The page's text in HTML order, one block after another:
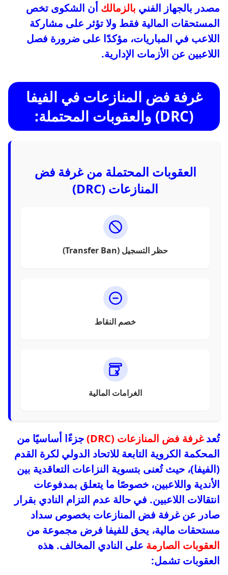
مصدر بالجهاز الفني بالزمالك أن الشكوى تخص
المستحقات المالية فقط ولا تؤثر على مشاركة
اللاعب في المباريات، مؤكدًا على ضرورة فصل
اللاعبين عن الأزمات الإدارية.
غرفة فض المنازعات في الفيفا
(DRC) والعقوبات المحتملة:
العقوبات المحتملة من غرفة فض
المنازعات (DRC)
حظر التسجيل (Transfer Ban)
خصم النقاط
الغرامات المالية
تُعدغرفة فض المنازعات (DRC)
جزءًا أساسيًا من
المحكمة الكروية التابعة للاتحاد الدولي لكرة القدم
(الفيفا)، حيث تُعنى بتسوية النزاعات التعاقدية بين
الأندية واللاعبين، خصوصًا ما يتعلق بمدفوعات
انتقالات اللاعبين. في حالة عدم التزام النادي بقرار
صادر عن غرفة فض المنازعات بخصوص سداد
مستحقات مالية، يحق للفيفا فرض مجموعة من
العقوبات الصارمة على النادي المخالف. هذه
العقوبات تشمل: